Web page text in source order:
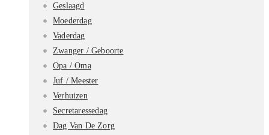
Geslaagd
Moederdag
Vaderdag
Zwanger / Geboorte
Opa / Oma
Juf / Meester
Verhuizen
Secretaressedag
Dag Van De Zorg